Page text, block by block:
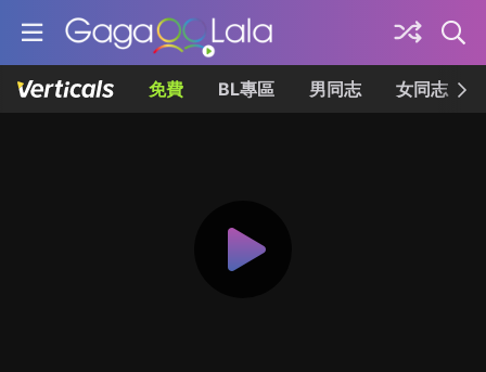
免費 BL專區 男同志 女同志